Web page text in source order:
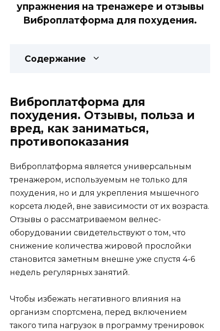
упражнения на тренажере и отзывы
Виброплатформа для похудения.
Содержание
Виброплатформа для
похудения. Отзывы, польза и
вред, как заниматься,
противопоказания
Виброплатформа является универсальным
тренажером, используемым не только для
похудения, но и для укрепления мышечного
корсета людей, вне зависимости от их возраста.
Отзывы о рассматриваемом велнес-
оборудовании свидетельствуют о том, что
снижение количества жировой прослойки
становится заметным внешне уже спустя 4-6
недель регулярных занятий.
Чтобы избежать негативного влияния на
организм спортсмена, перед включением
такого типа нагрузок в программу тренировок